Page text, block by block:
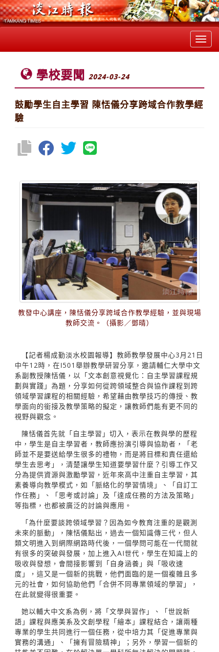
學校要聞 2024-03-24
鼓勵學生自主學習 陳恬儀分享跨域合作教學經
驗
教發中心講座，陳恬儀分享跨域合作教學經驗，並與現場
教師交流。（攝影／鄧晴）
【記者楊成勤淡水校園報導】教師教學發展中心3月21日
中午12時，在I501舉辦教學研習分享，邀請輔仁大學中文
系副教授陳恬儀，以「文本創意視覺化：自主學習課程規
劃與實踐」為題，分享如何從跨領域整合與協作課程到跨
領域學習課程的相關經驗，希望藉由教學技巧的傳授、教
學面向的銜接及教學策略的擬定，讓教師們能有更不同的
視野與觀念。
陳恬儀首先就「自主學習」切入，表示在教與學的歷程
中，學生是自主學習者，教師應扮演引導與協助者，「老
師並不是要送給學生很多的禮物，而是將目標和責任還給
學生去思考」，清楚讓學生知道要學習什麼？引導工作又
分為提供資源與激勵學習，近年來高中注重自主學習，其
素養導向教學模式，如「脈絡化的學習情境」、「自訂工
作任務」、「思考或討論」及「達成任務的方法及策略」
等指標，也都被廣泛的討論與應用。
「為什麼要談跨領域學習？因為如今教育注重的是觀測
未來的脈動」，陳恬儀點出，過去一個知識傳三代，但人
類文明進入到網際網路時代後，一個學問可能在一代間就
有很多的突破與發展，加上進入AI世代，學生在知識上的
吸收與發想，會間接影響到「自身涵養」與「吸收速
度」，這又是一個新的挑戰，他們面臨的是一個複雜且多
元的社會，如何協助他們「合併不同專業領域的學習」，
在此就變得很重要。
她以輔大中文系為例，將「文學與習作」、「世說新
語」課程與應美系及文創學程「繪本」課程結合，讓兩種
專業的學生共同進行一個任務，從中培力其「促進專業與
實務的溝通」、「擁有冒險精神」；另外，學習一個新的